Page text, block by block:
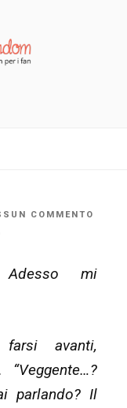
COMMENTO
mi
avanti,
parlando? Il